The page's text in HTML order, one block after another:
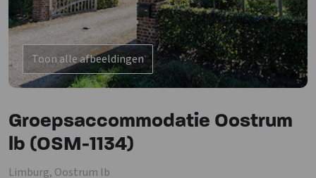
Toon alle afbeeldingen
Groepsaccommodatie Oostrum
lb (OSM-1134)
Limburg, Oostrum lb